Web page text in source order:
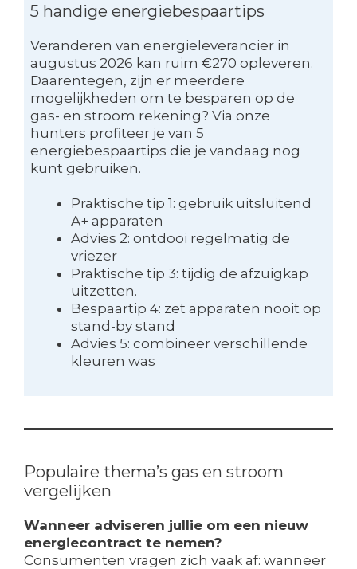
5 handige energiebespaartips
Veranderen van energieleverancier in
augustus 2026 kan ruim €270 opleveren.
Daarentegen, zijn er meerdere
mogelijkheden om te besparen op de
gas- en stroom rekening? Via onze
hunters profiteer je van 5
energiebespaartips die je vandaag nog
kunt gebruiken.
Praktische tip 1: gebruik uitsluitend
A+ apparaten
Advies 2: ontdooi regelmatig de
vriezer
Praktische tip 3: tijdig de afzuigkap
uitzetten.
Bespaartip 4: zet apparaten nooit op
stand-by stand
Advies 5: combineer verschillende
kleuren was
Populaire thema’s gas en stroom
vergelijken
Wanneer adviseren jullie om een nieuw
energiecontract te nemen?
Consumenten vragen zich vaak af: wanneer